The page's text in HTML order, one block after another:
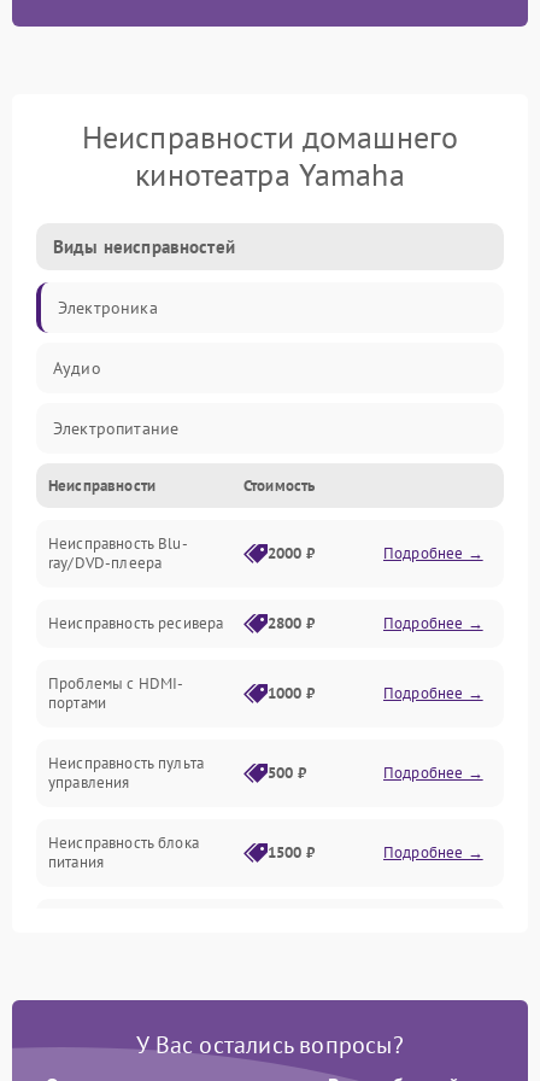
Неисправности домашнего
кинотеатра Yamaha
Виды неисправностей
Электроника
Аудио
Электропитание
Интерфейсы
Акустика
Механические повреждения
Неисправности Стоимость
Неисправность Blu-
ray/DVD-плеера
2000 ₽ Подробнее →
Неисправность ресивера 2800 ₽ Подробнее →
Проблемы с HDMI-
портами
1000 ₽ Подробнее →
Неисправность пульта
управления
500 ₽ Подробнее →
Неисправность блока
питания
1500 ₽ Подробнее →
Неисправность
У Вас остались вопросы?